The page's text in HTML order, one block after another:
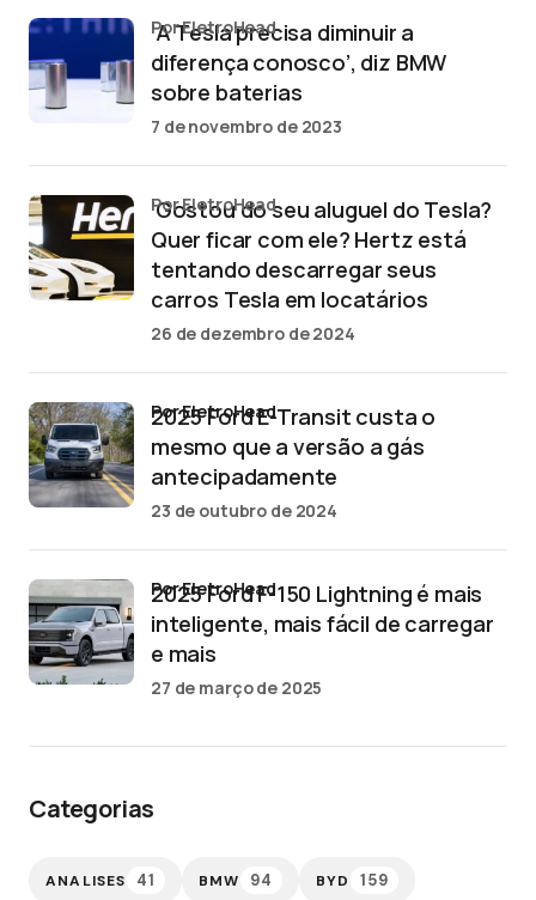
‘A Tesla precisa diminuir a
diferença conosco’, diz BMW
sobre baterias
por EletroHead
7 de novembro de 2023
‘Gostou do seu aluguel do Tesla?
Quer ficar com ele? Hertz está
tentando descarregar seus
carros Tesla em locatários
por EletroHead
26 de dezembro de 2024
2025 Ford E-Transit custa o
mesmo que a versão a gás
antecipadamente
por EletroHead
23 de outubro de 2024
2025 Ford F-150 Lightning é mais
inteligente, mais fácil de carregar
e mais
por EletroHead
27 de março de 2025
Categorias
ANALISES 41 BMW 94 BYD 159